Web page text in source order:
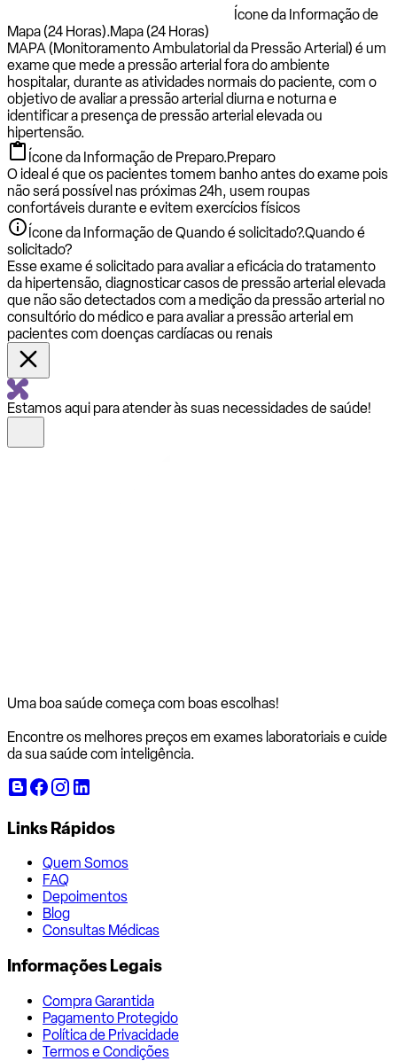
Ícone da Informação de
Mapa (24 Horas).Mapa (24 Horas)
MAPA (Monitoramento Ambulatorial da Pressão Arterial) é um
exame que mede a pressão arterial fora do ambiente
hospitalar, durante as atividades normais do paciente, com o
objetivo de avaliar a pressão arterial diurna e noturna e
identificar a presença de pressão arterial elevada ou
hipertensão.
Ícone da Informação de Preparo.Preparo
O ideal é que os pacientes tomem banho antes do exame pois
não será possível nas próximas 24h, usem roupas
confortáveis durante e evitem exercícios físicos
Ícone da Informação de Quando é solicitado?.Quando é
solicitado?
Esse exame é solicitado para avaliar a eficácia do tratamento
da hipertensão, diagnosticar casos de pressão arterial elevada
que não são detectados com a medição da pressão arterial no
consultório do médico e para avaliar a pressão arterial em
pacientes com doenças cardíacas ou renais
Estamos aqui para atender às suas necessidades de saúde!
Uma boa saúde começa com boas escolhas!
Encontre os melhores preços em exames laboratoriais e cuide
da sua saúde com inteligência.
Links Rápidos
Quem Somos
FAQ
Depoimentos
Blog
Consultas Médicas
Informações Legais
Compra Garantida
Pagamento Protegido
Política de Privacidade
Termos e Condições